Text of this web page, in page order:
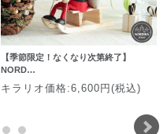
【季節限定！なくなり次第終了】
NORD…
キラリオ価格:6,600円(税込)